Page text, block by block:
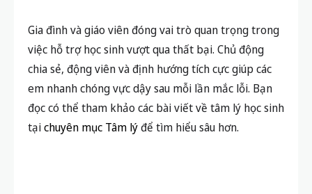
Gia đình và giáo viên đóng vai trò quan trọng trong
việc hỗ trợ học sinh vượt qua thất bại. Chủ động
chia sẻ, động viên và định hướng tích cực giúp các
em nhanh chóng vực dậy sau mỗi lần mắc lỗi. Bạn
đọc có thể tham khảo các bài viết về tâm lý học sinh
tạichuyên mục Tâm lýđể tìm hiểu sâu hơn.